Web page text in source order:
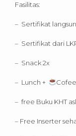
Fasilitas:
– Sertifikat
– Sertifikat dari
– Snack 2x
– Lunch +
– free Buku KHT
– Free Inserter